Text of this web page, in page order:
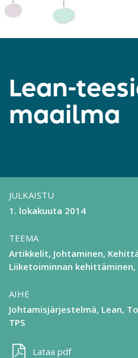
Lean-
maailma
JULKAISTU
1. lokakuuta 2014
TEEMA
Artikkelit Johtaminen
Liiketoiminnan kehittäminen
AIHE
Johtamisjärjestelmä Lean
TPS
Lataa pdf